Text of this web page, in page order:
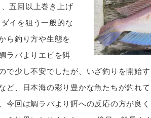
五回以上巻き上げ
イを狙う一般的な
ら釣り方や生態を
ラバよりエビを餌
で少し不安でしたが、いざ釣りを開始
、日本海の彩り豊かな魚たちが釣れ
回は鯛ラバより餌への反応の方が良